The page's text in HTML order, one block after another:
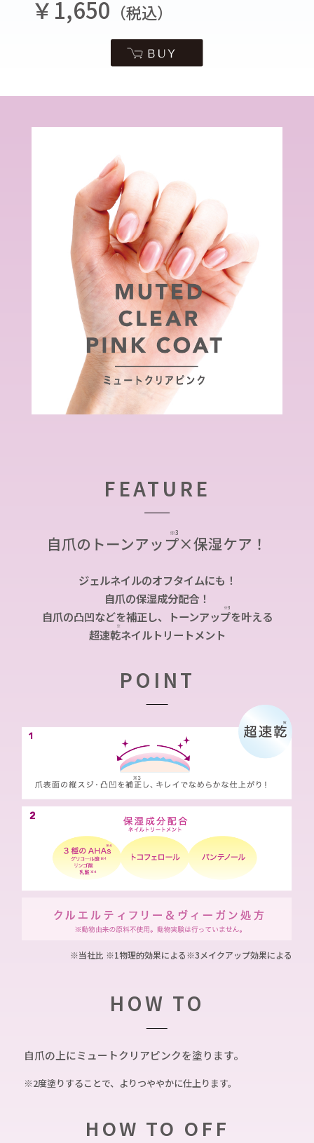
￥1,650 （税込）
FEATURE
自爪のトーンアッ プ
※3
×保湿ケア！
ジェルネイルのオフタイムにも！
自爪の保湿成分配合！
自爪の凸凹などを補正し、トーンアップ
※3
を叶える
超速乾
※
ネイルトリートメント
POINT
※当社比 ※1物理的効果による※3メイクアップ効果による
HOW TO
自爪の上にミュートクリアピンクを塗ります。
※2度塗りすることで、よりつややかに仕上ります。
HOW TO OFF